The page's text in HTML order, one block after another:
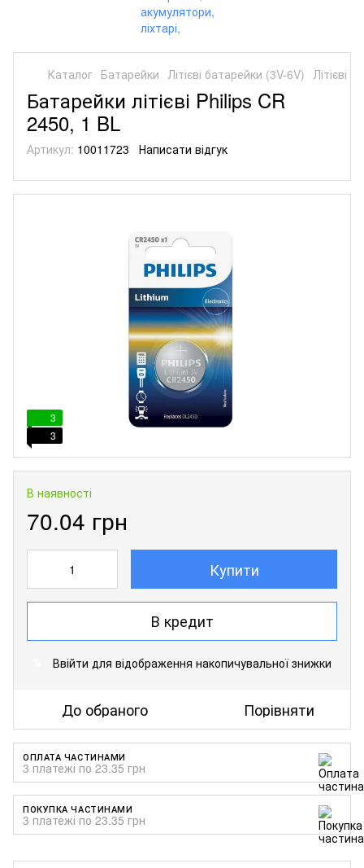
Каталог Батарейки Літієві батарейки (3V-6V) Літієві
Батарейки літієві Philips CR
2450, 1 BL
Артикул: 10011723 Написати відгук
3
3
В наявності
70.04 грн
Купити
В кредит
Ввійти для відображення накопичувальної знижки
До обраного Порівняти
ОПЛАТА ЧАСТИНАМИ
3 платежі по 23.35 грн
ПОКУПКА ЧАСТИНАМИ
3 платежі по 23.35 грн